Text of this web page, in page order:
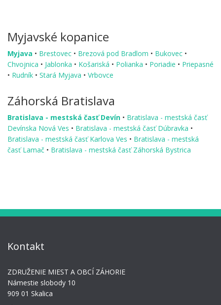
Myjavské kopanice
Myjava • Brestovec • Brezová pod Bradlom • Bukovec •
Chvojnica • Jablonka • Košariská • Polianka • Poriadie • Priepasné
• Rudník • Stará Myjava • Vrbovce
Záhorská Bratislava
Bratislava - mestská časť Devín • Bratislava - mestská časť
Devínska Nová Ves • Bratislava - mestská časť Dúbravka •
Bratislava - mestská časť Karlova Ves • Bratislava - mestská
časť Lamač • Bratislava - mestská časť Záhorská Bystrica
Kontakt
ZDRUŽENIE MIEST A OBCÍ ZÁHORIE
Námestie slobody 10
909 01 Skalica